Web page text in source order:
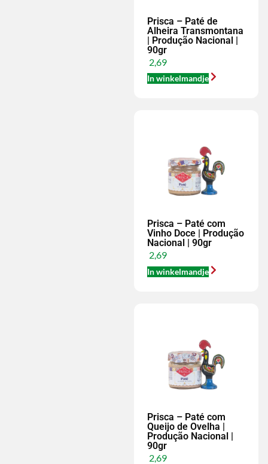
Prisca – Paté de
Alheira Transmontana
| Produção Nacional |
90gr
2,69
In winkelmandje
Prisca – Paté com
Vinho Doce | Produção
Nacional | 90gr
2,69
In winkelmandje
Prisca – Paté com
Queijo de Ovelha |
Produção Nacional |
90gr
2,69